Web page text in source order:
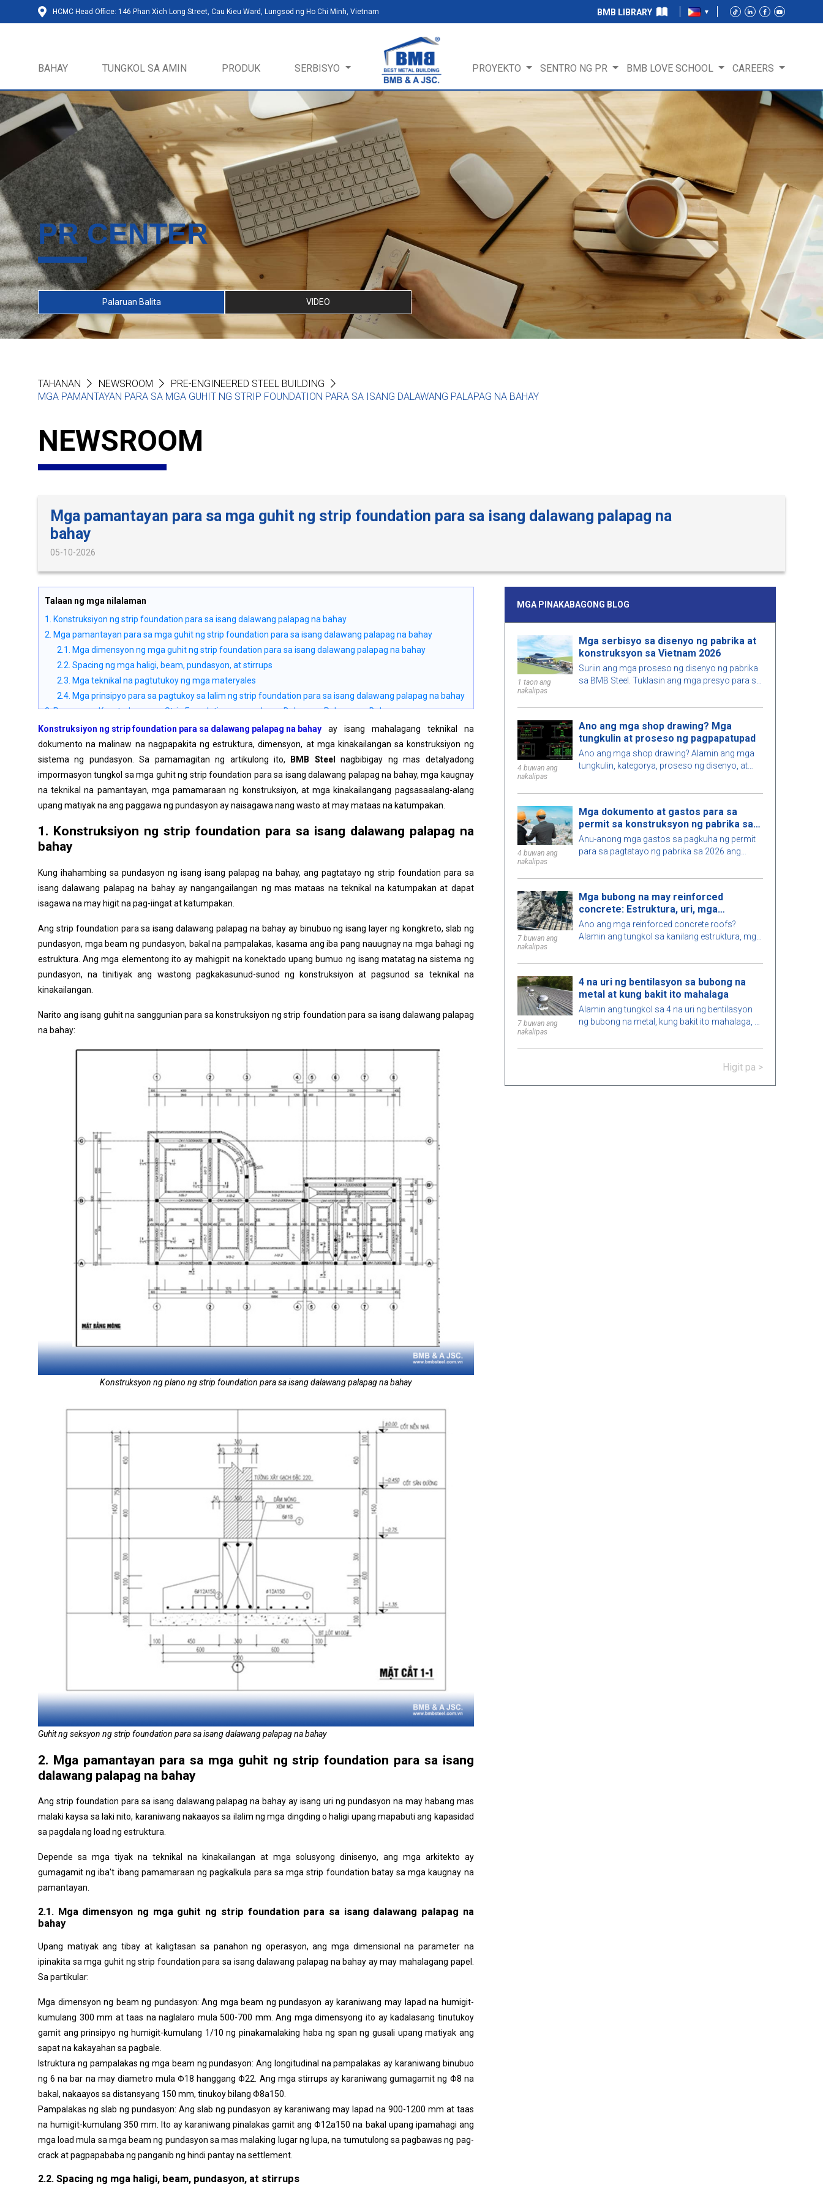
HCMC Head Office: 146 Phan Xich Long Street, Cau Kieu Ward, Lungsod ng Ho Chi Minh, Vietnam BMB LIBRARY
BAHAY TUNGKOL SA AMIN PRODUK SERBISYO PROYEKTO SENTRO NG PR BMB LOVE SCHOOL CAREERS
PR CENTER
Palaruan Balita VIDEO
TAHANAN NEWSROOM
PRE-ENGINEERED STEEL BUILDING
MGA PAMANTAYAN PARA SA MGA GUHIT NG STRIP FOUNDATION PARA SA ISANG DALAWANG PALAPAG NA BAHAY
NEWSROOM
Mga pamantayan para sa mga guhit ng strip foundation para sa isang dalawang palapag na
bahay
05-10-2026
Talaan ng mga nilalaman
1. Konstruksiyon ng strip foundation para sa isang dalawang palapag na bahay
2. Mga pamantayan para sa mga guhit ng strip foundation para sa isang dalawang palapag na bahay
2.1. Mga dimensyon ng mga guhit ng strip foundation para sa isang dalawang palapag na bahay
2.2. Spacing ng mga haligi, beam, pundasyon, at stirrups
2.3. Mga teknikal na pagtutukoy ng mga materyales
2.4. Mga prinsipyo para sa pagtukoy sa lalim ng strip foundation para sa isang dalawang palapag na bahay
3. Proseso ng Konstruksyon ng Strip Foundation para sa Isang Dalawang Palapag na Bahay
3.1. Pagsisiyasat ng Geotechnical at Paghahanda ng Lugar
3.2. Pagbuhos ng mga trench ng pundasyon at paglalagay ng blinding concrete
3.3. Paggawa at Pag-install ng Pampalakas
3.4. Pag-install ng Formwork at Pagbuhos ng Kongkreto
3.5. Pag-aalaga at Pagtatapos
4. Mga Tala sa Pagdidisenyo at Pagtatayo ng Strip Foundation para sa Isang Dalawang Palapag na Bahay
4.2. Pagpili ng mga Materyales na may Kalidad
4.3. Pagsunod sa Disenyo at Pagpili ng Isang Kilalang Kontratista
Konstruksiyon ng strip foundation para sa dalawang palapag na bahay ay isang mahalagang teknikal na
dokumento na malinaw na nagpapakita ng estruktura, dimensyon, at mga kinakailangan sa konstruksiyon ng
sistema ng pundasyon. Sa pamamagitan ng artikulong ito,
BMB Steel
nagbibigay ng mas detalyadong
impormasyon tungkol sa mga guhit ng strip foundation para sa isang dalawang palapag na bahay, mga kaugnay
na teknikal na pamantayan, mga pamamaraan ng konstruksiyon, at mga kinakailangang pagsasaalang-alang
upang matiyak na ang paggawa ng pundasyon ay naisagawa nang wasto at may mataas na katumpakan.
1. Konstruksiyon ng strip foundation para sa isang dalawang palapag na
bahay
Kung ihahambing sa pundasyon ng isang isang palapag na bahay, ang pagtatayo ng strip foundation para sa
isang dalawang palapag na bahay ay nangangailangan ng mas mataas na teknikal na katumpakan at dapat
isagawa na may higit na pag-iingat at katumpakan.
Ang strip foundation para sa isang dalawang palapag na bahay ay binubuo ng isang layer ng kongkreto, slab ng
pundasyon, mga beam ng pundasyon, bakal na pampalakas, kasama ang iba pang nauugnay na mga bahagi ng
estruktura. Ang mga elementong ito ay mahigpit na konektado upang bumuo ng isang matatag na sistema ng
pundasyon, na tinitiyak ang wastong pagkakasunud-sunod ng konstruksiyon at pagsunod sa teknikal na
kinakailangan.
Narito ang isang guhit na sanggunian para sa konstruksiyon ng strip foundation para sa isang dalawang palapag
na bahay:
Konstruksyon ng plano ng strip foundation para sa isang dalawang palapag na bahay
Guhit ng seksyon ng strip foundation para sa isang dalawang palapag na bahay
2. Mga pamantayan para sa mga guhit ng strip foundation para sa isang
dalawang palapag na bahay
Ang strip foundation para sa isang dalawang palapag na bahay ay isang uri ng pundasyon na may habang mas
malaki kaysa sa laki nito, karaniwang nakaayos sa ilalim ng mga dingding o haligi upang mapabuti ang kapasidad
sa pagdala ng load ng estruktura.
Depende sa mga tiyak na teknikal na kinakailangan at mga solusyong dinisenyo, ang mga arkitekto ay
gumagamit ng iba't ibang pamamaraan ng pagkalkula para sa mga strip foundation batay sa mga kaugnay na
pamantayan.
2.1. Mga dimensyon ng mga guhit ng strip foundation para sa isang dalawang palapag na
bahay
Upang matiyak ang tibay at kaligtasan sa panahon ng operasyon, ang mga dimensional na parameter na
ipinakita sa mga guhit ng strip foundation para sa isang dalawang palapag na bahay ay may mahalagang papel.
Sa partikular:
Mga dimensyon ng beam ng pundasyon: Ang mga beam ng pundasyon ay karaniwang may lapad na humigit-
kumulang 300 mm at taas na naglalaro mula 500-700 mm. Ang mga dimensyong ito ay kadalasang tinutukoy
gamit ang prinsipyo ng humigit-kumulang 1/10 ng pinakamalaking haba ng span ng gusali upang matiyak ang
sapat na kakayahan sa pagbale.
Istruktura ng pampalakas ng mga beam ng pundasyon: Ang longitudinal na pampalakas ay karaniwang binubuo
ng 6 na bar na may diametro mula Φ18 hanggang Φ22. Ang mga stirrups ay karaniwang gumagamit ng Φ8 na
bakal, nakaayos sa distansyang 150 mm, tinukoy bilang Φ8a150.
Pampalakas ng slab ng pundasyon: Ang slab ng pundasyon ay karaniwang may lapad na 900-1200 mm at taas
na humigit-kumulang 350 mm. Ito ay karaniwang pinalakas gamit ang Φ12a150 na bakal upang ipamahagi ang
mga load mula sa mga beam ng pundasyon sa mas malaking lugar ng lupa, na tumutulong sa pagbawas ng pag-
crack at pagpapababa ng panganib ng hindi pantay na settlement.
2.2. Spacing ng mga haligi, beam, pundasyon, at stirrups
MGA PINAKABAGONG BLOG
1 taon ang
nakalipas
Mga serbisyo sa disenyo ng pabrika at
konstruksyon sa Vietnam 2026
Suriin ang mga proseso ng disenyo ng pabrika
sa BMB Steel. Tuklasin ang mga presyo para sa
kalidad ng konstruksyon.
4 buwan ang
nakalipas
Ano ang mga shop drawing? Mga
tungkulin at proseso ng pagpapatupad
Ano ang mga shop drawing? Alamin ang mga
tungkulin, kategorya, proseso ng disenyo, at
4 buwan ang
nakalipas
Mga dokumento at gastos para sa
permit sa konstruksyon ng pabrika sa
2026
Anu-anong mga gastos sa pagkuha ng permit
para sa pagtatayo ng pabrika sa 2026 ang
7 buwan ang
nakalipas
Mga bubong na may reinforced
concrete: Estruktura, uri, mga
kalamangan at kahinaan
Ano ang mga reinforced concrete roofs?
Alamin ang tungkol sa kanilang estruktura, mga
7 buwan ang
nakalipas
4 na uri ng bentilasyon sa bubong na
metal at kung bakit ito mahalaga
Alamin ang tungkol sa 4 na uri ng bentilasyon
ng bubong na metal, kung bakit ito mahalaga, at
Higit pa >